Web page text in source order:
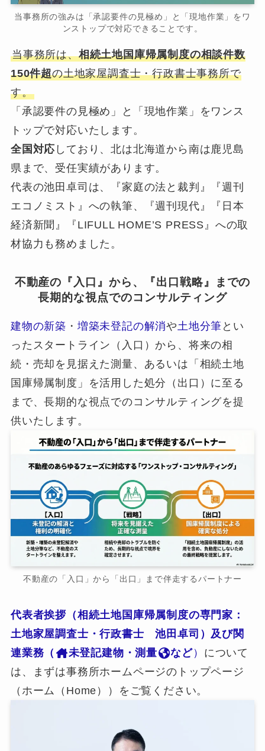
当事務所の強みは「承認要件の見極め」と「現地作業」をワ
ンストップで対応できることです。
当事務所は、相続土地国庫帰属制度の相談件数
150件超の土地家屋調査士・行政書士事務所で
す。
「承認要件の見極め」と「現地作業」をワンス
トップで対応いたします。
全国対応 しており、北は北海道から南は鹿児島
県まで、受任実績があります。
代表の池田卓司は、『家庭の法と裁判』『週刊
エコノミスト』への執筆、『週刊現代』『日本
経済新聞』『LIFULL HOME’S PRESS』への取
材協力も務めました。
不動産の『入口』から、『出口戦略』までの
長期的な視点でのコンサルティング
建物の新築 ・ 増築未登記の解消や 土地分筆 とい
ったスタートライン（入口）から、将来の相
続・売却を見据えた測量、あるいは「相続土地
国庫帰属制度」を活用した処分（出口）に至る
まで、長期的な視点でのコンサルティングを提
供いたします。
不動産の「入口」から「出口」まで伴走するパートナー
代表者挨拶（相続土地国庫帰属制度の専門家：
土地家屋調査士・行政書士 池田卓司）及び関
連業務（
未登記建物・測量 など） について
は、まずは事務所ホームページのトップページ
（ホーム（Home））をご覧ください。